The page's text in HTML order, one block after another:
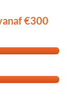
€300